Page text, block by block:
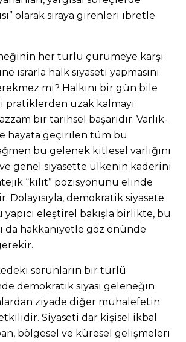
olarak sıraya girenleri ibretle
her türlü çürümeye karşı
ısrarla halk siyaseti yapmasını
mi? Halkını bir gün bile
pratiklerden uzak kalmayı
bir tarihsel başarıdır. Varlık-
hayata geçirilen tüm bu
bu gelenek kitlesel varlığını
genel siyasette ülkenin kaderini
“kilit” pozisyonunu elinde
Dolayısıyla, demokratik siyasete
eleştirel bakışla birlikte, bu
da hakkaniyetle göz önünde
sorunların bir türlü
demokratik siyasi geleneğin
ziyade diğer muhalefetin
Siyaseti dar kişisel ikbal
bölgesel ve küresel gelişmeleri